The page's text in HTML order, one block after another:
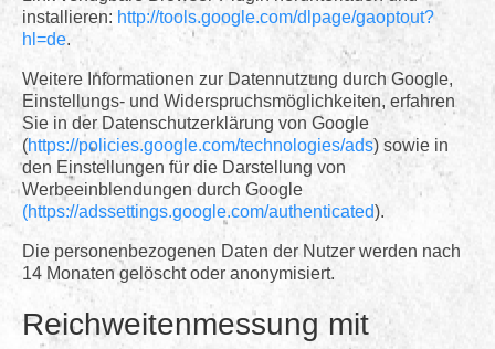
installieren: http://tools.google.com/dlpage/gaoptout?
hl=de.
Weitere Informationen zur Datennutzung durch Google,
Einstellungs- und Widerspruchsmöglichkeiten, erfahren
Sie in der Datenschutzerklärung von Google
(https://policies.google.com/technologies/ads) sowie in
den Einstellungen für die Darstellung von
Werbeeinblendungen durch Google
(https://adssettings.google.com/authenticated).
Die personenbezogenen Daten der Nutzer werden nach
14 Monaten gelöscht oder anonymisiert.
Reichweitenmessung mit